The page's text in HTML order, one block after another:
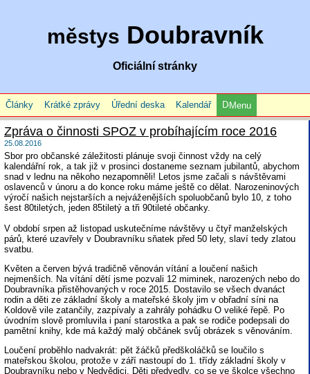
městys Doubravník
Oficiální stránky
Články Krátké zprávy Úřední deska Kalendář Menu
Zpráva o činnosti SPOZ v probíhajícím roce 2016
25.08.2016
Sbor pro občanské záležitosti plánuje svoji činnost vždy na celý
kalendářní rok, a tak již v prosinci dostaneme seznam jubilantů, abychom
snad v lednu na někoho nezapomněli! Letos jsme začali s návštěvami
oslavenců v únoru a do konce roku máme ještě co dělat. Narozeninových
výročí našich nejstarších a nejváženějších spoluobčanů bylo 10, z toho
šest 80tiletých, jeden 85tiletý a tři 90tileté občanky.
V období srpen až listopad uskutečníme návštěvy u čtyř manželských
párů, které uzavřely v Doubravníku sňatek před 50 lety, slaví tedy zlatou
svatbu.
Květen a červen bývá tradičně věnován vítání a loučení našich
nejmenších. Na vítání dětí jsme pozvali 12 miminek, narozených nebo do
Doubravníka přistěhovaných v roce 2015. Dostavilo se všech dvanáct
rodin a děti ze základní školy a mateřské školy jim v obřadní síni na
Koldově vile zatančily, zazpívaly a zahrály pohádku O veliké řepě. Po
úvodním slově promluvila i paní starostka a pak se rodiče podepsali do
pamětní knihy, kde má každý malý občánek svůj obrázek s věnováním.
Loučení proběhlo nadvakrát: pět žáčků předškoláčků se loučilo s
mateřskou školou, protože v září nastoupí do 1. třídy základní školy v
Doubravníku nebo v Nedvědici. Děti předvedly, co se ve školce všechno